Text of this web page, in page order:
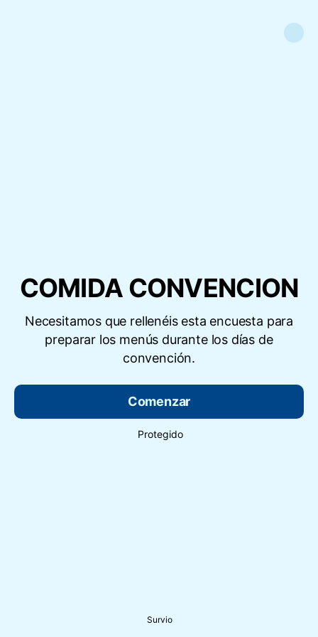
COMIDA CONVENCION
Necesitamos que rellenéis esta encuesta para
preparar los menús durante los días de
convención.
Comenzar
Protegido
Survio